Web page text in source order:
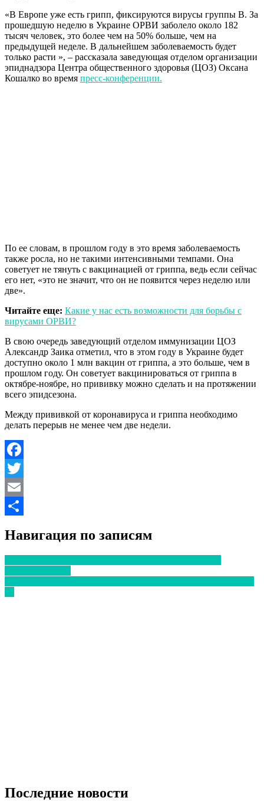
«В Европе уже есть грипп, фиксируются вирусы группы В. За
прошедшую неделю в Украине ОРВИ заболело около 182
тысяч человек, это более чем на 50% больше, чем на
предыдущей неделе. В дальнейшем заболеваемость будет
только расти », – рассказала заведующая отделом организации
эпиднадзора Центра общественного здоровья (ЦОЗ) Оксана
Кошалко во время пресс-конференции.
По ее словам, в прошлом году в это время заболеваемость
также росла, но не такими интенсивными темпами. Она
советует не тянуть с вакцинацией от гриппа, ведь если сейчас
его нет, «это не значит, что он не появится через неделю или
две».
Читайте еще: Какие у нас есть возможности для борьбы с
вирусами ОРВИ?
В свою очередь заведующий отделом иммунизации ЦОЗ
Александр Заика отметил, что в этом году в Украине будет
доступно около 1 млн вакцин от гриппа, а это больше, чем в
прошлом году. Он советует вакцинироваться от гриппа в
октябре-ноябре, но прививку можно сделать и на протяжении
всего эпидсезона.
Между прививкой от коронавируса и гриппа необходимо
делать перерыв не менее чем две недели.
Facebook
Twitter
Email
Навигация по записям
Последние новости